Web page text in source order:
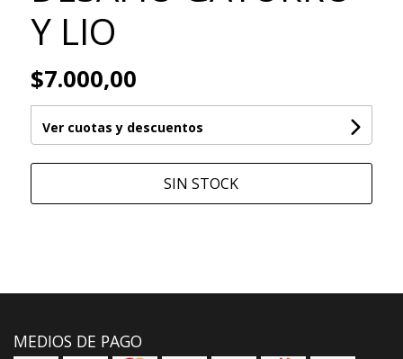
Y LIO
$7.000,00
Ver cuotas y descuentos
SIN STOCK
MEDIOS DE PAGO